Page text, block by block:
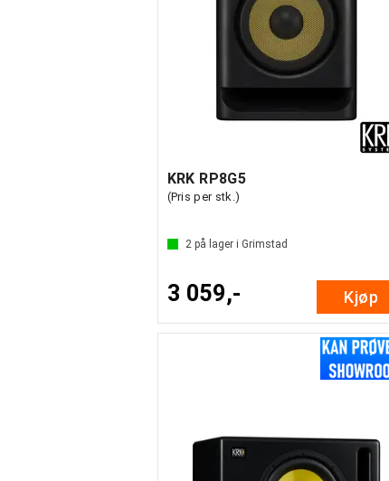
KRK RP8G5
(Pris per stk.)
2på lager i Grimstad
3 059,- Kjøp